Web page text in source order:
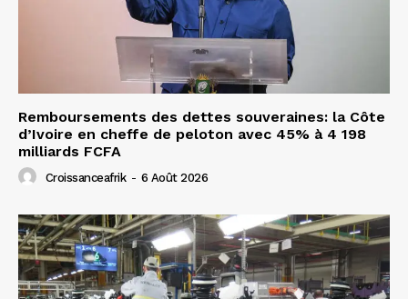
Remboursements des dettes souveraines: la Côte
d’Ivoire en cheffe de peloton avec 45% à 4 198
milliards FCFA
Croissanceafrik - 6 Août 2026